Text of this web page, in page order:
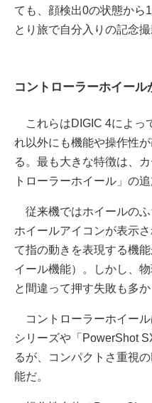
ても、顔検出0の状態から
とり旅で自分入りの記念
コントローラーホイール
これらはDIGIC 4によっ
れ以外にも機能や操作性
る。最も大きな特徴は、
トローラーホイール」の追
従来機ではホイールのふ
ホイールアイコンが表示
て指の動きを表現する機
イール機能）。しかし、
と間違って押す失敗も多か
コントローラーホイール
シリーズや「PowerShot
るが、コンパクトさ重視
能だ。